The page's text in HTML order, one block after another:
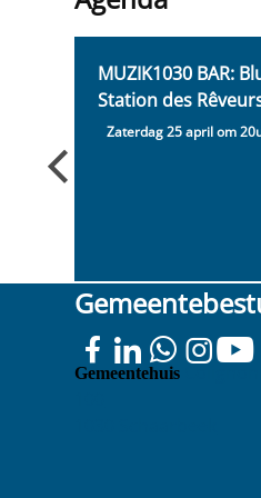
Agenda
MUZIK1030 BAR:
Station des
Zaterdag 25 april om
Gemeentehuis